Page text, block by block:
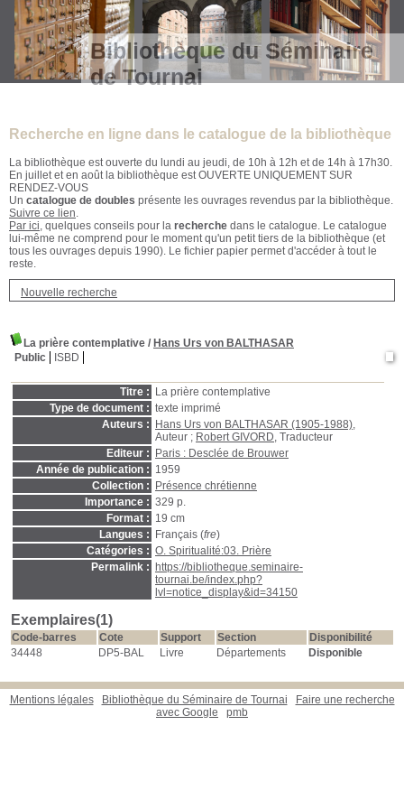
Bibliothèque du Séminaire
de Tournai
Recherche en ligne dans le catalogue de la bibliothèque
La bibliothèque est ouverte du lundi au jeudi, de 10h à 12h et de 14h à 17h30.
En juillet et en août la bibliothèque est OUVERTE UNIQUEMENT SUR
RENDEZ-VOUS
Un catalogue de doubles présente les ouvrages revendus par la bibliothèque.
Suivre ce lien.
Par ici, quelques conseils pour la recherche dans le catalogue. Le catalogue
lui-même ne comprend pour le moment qu'un petit tiers de la bibliothèque (et
tous les ouvrages depuis 1990). Le fichier papier permet d'accéder à tout le
reste.
Nouvelle recherche
La prière contemplative / Hans Urs von BALTHASAR
Public
ISBD
Titre :
La prière contemplative
Type de document : texte imprimé
Auteurs :
Hans Urs von BALTHASAR (1905-1988),
Auteur ; Robert GIVORD, Traducteur
Editeur :
Paris : Desclée de Brouwer
Année de publication : 1959
Collection :
Présence chrétienne
Importance : 329 p.
Format : 19 cm
Langues :
Français (fre)
Catégories : O. Spiritualité:03. Prière
Permalink :
https://bibliotheque.seminaire-
tournai.be/index.php?
lvl=notice_display&id=34150
Exemplaires(1)
Code-barres Cote Support Section
Disponibilité
34448
DP5-BAL Livre Départements Disponible
Mentions légales Bibliothèque du Séminaire de Tournai
Faire une recherche
avec Google
pmb